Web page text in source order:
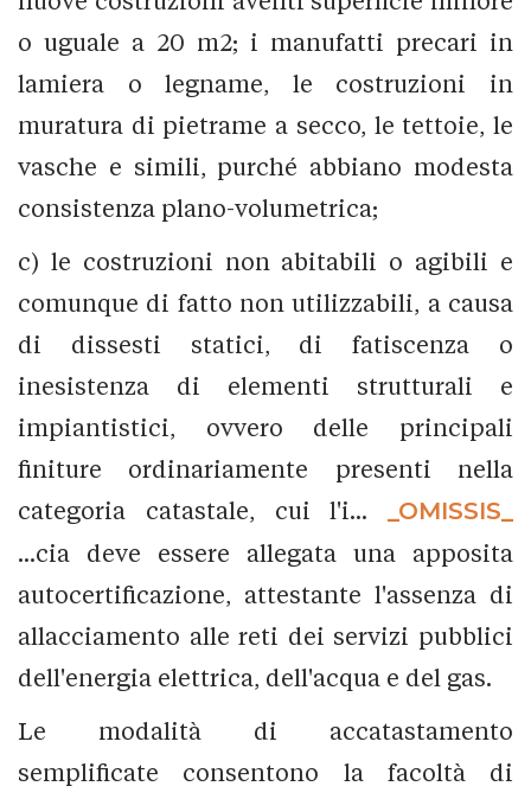
o uguale a 20 m2; i manufatti precari in
lamiera o legname, le costruzioni in
muratura di pietrame a secco, le tettoie, le
vasche e simili, purché abbiano modesta
consistenza plano-volumetrica;
c) le costruzioni non abitabili o agibili e
comunque di fatto non utilizzabili, a causa
di dissesti statici, di fatiscenza o
inesistenza di elementi strutturali e
impiantistici, ovvero delle principali
finiture ordinariamente presenti nella
categoria catastale, cui l'i...
_OMISSIS_
...cia deve essere allegata una apposita
autocertificazione, attestante l'assenza di
allacciamento alle reti dei servizi pubblici
dell'energia elettrica, dell'acqua e del gas.
Le modalità di accatastamento
semplificate consentono la facoltà di